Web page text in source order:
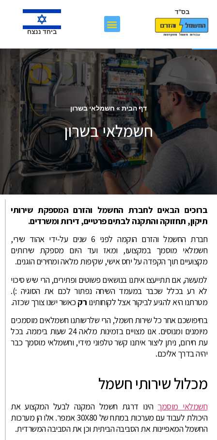
פתח סרגל נגישות
בס"ד
ביחד ננצח
דף הבית»חשמלאי בשרון
חשמלאי בשרון
ברוכים הבאים לחברת החשמל והזרם המספקת שירותי
תיקון, תחזוקה והתקנה לבתים פרטיים, דירות ומשרדים.
חברת החשמל והזרם הוקמה לפני 6 שנים על-ידי אהוד שירי,
חשמלאי מוסמך במקצועו, ומאז ועד היום מספקת שירותים
מקצועיים תוך הקפדה על יחס אישי, שקיפות מלאה ומחירים הוגנים.
למעשה, אם תתייעצו איתנו בנושאים פשוטים ופתירים, הרי שיש סיכוי
לא רע בכלל שכבר במעמד השיחה נפתור לכם את הסוגיה :).
מטרתנו היא להגיע לביקור אצל לקוחותינו רק כאשר ישנו צורך שכזה.
בחיפושכם אחר כל שירות חשמל, הרי שלרשותנו חשמלאים מוסמכים
מיומנים ומנוסים. אנו מצויים בזמינות מלאה 24 שעות ביממה. בכל
עת חירום, ניתן ליצור איתנו קשר טלפוני מידי, וחשמלאי מוסמך כבר
יהיה בדרך אליכם.
מכלול שירותי חשמל
חשמלאי מוסמך הינו דרגת חשמל המקנה לבעל המקצוע את
היכולת לעבוד עם מערכות במתח של 30X80 אמפר. אלו הן מערכות
החשמל המאפיינות את הסביבה הביתית וכן את הסביבה המשרדית.